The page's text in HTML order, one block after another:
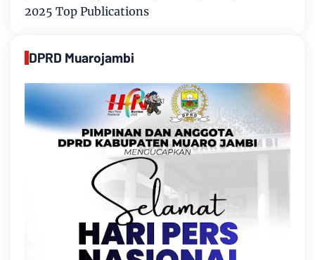
2025 Top Publications
DPRD Muarojambi